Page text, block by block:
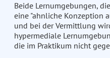
Beide Lernumgebungen,
eine "ahnliche Konzeption
und bei der Vermittlung
hypermediale
die im Praktikum nicht